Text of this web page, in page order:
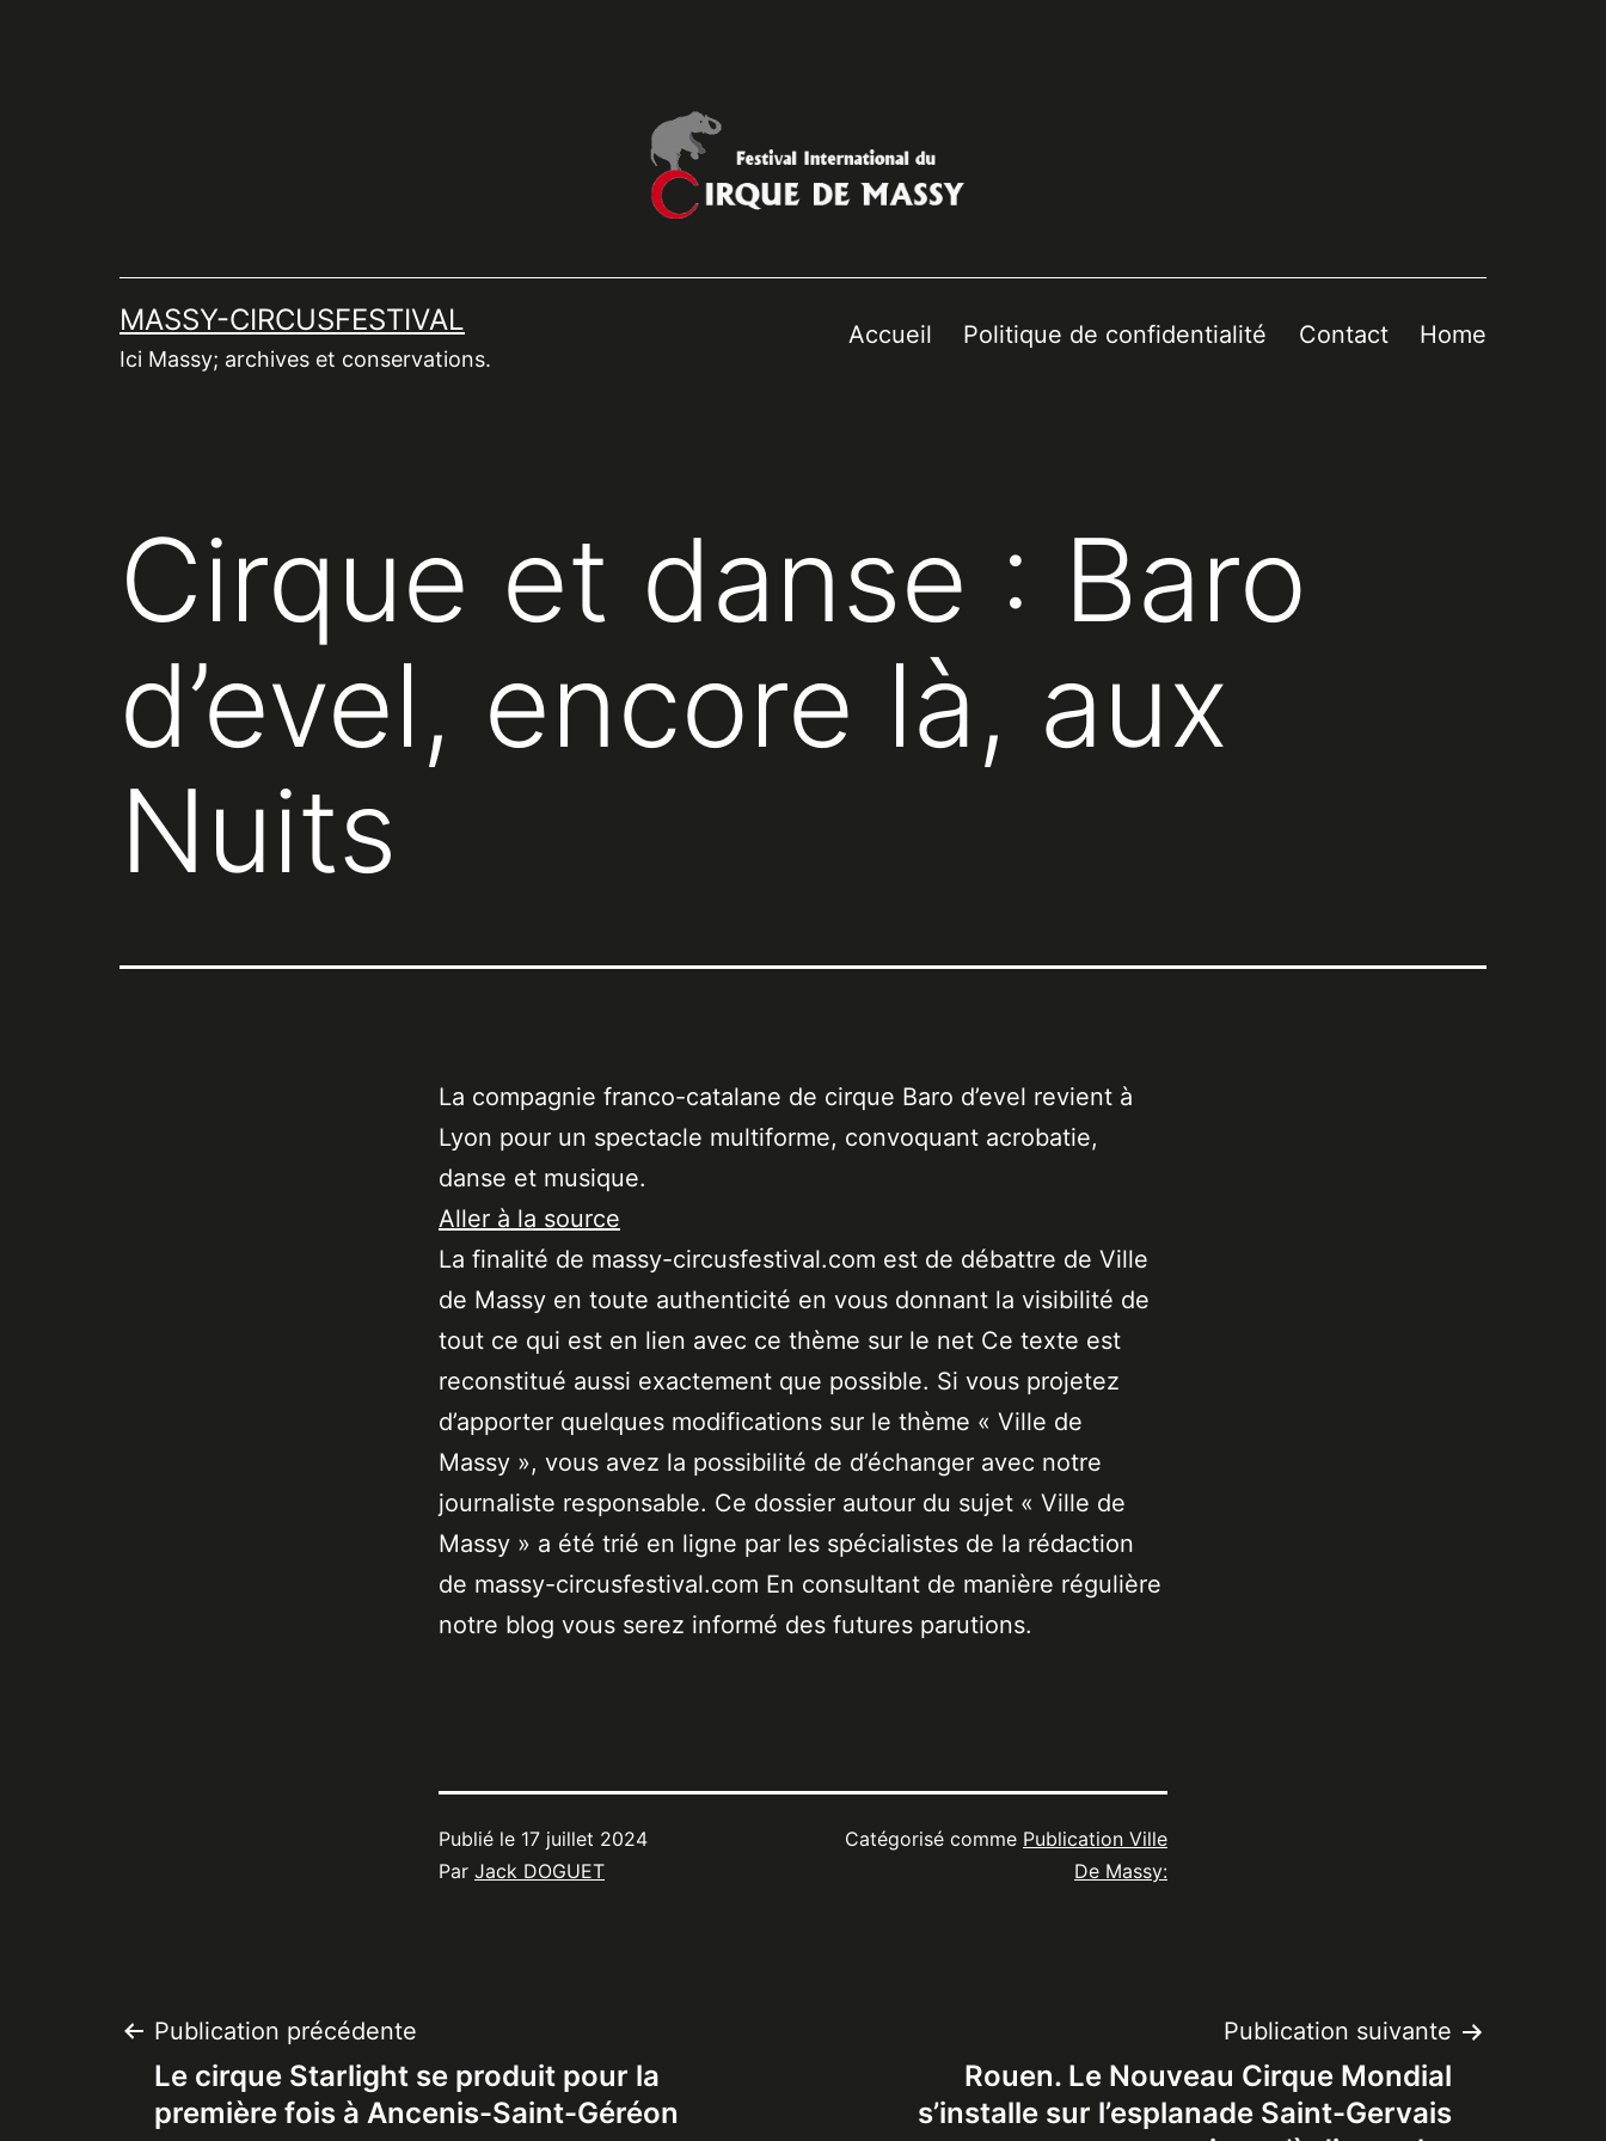
MASSY-CIRCUSFESTIVAL
Ici Massy; archives et conservations.
Accueil Politique de confidentialité Contact Home
Cirque et danse : Baro
d’evel, encore là, aux
Nuits
La compagnie franco-catalane de cirque Baro d’evel revient à
Lyon pour un spectacle multiforme, convoquant acrobatie,
danse et musique.
Aller à la source
La finalité de massy-circusfestival.com est de débattre de Ville
de Massy en toute authenticité en vous donnant la visibilité de
tout ce qui est en lien avec ce thème sur le net Ce texte est
reconstitué aussi exactement que possible. Si vous projetez
d’apporter quelques modifications sur le thème « Ville de
Massy », vous avez la possibilité de d’échanger avec notre
journaliste responsable. Ce dossier autour du sujet « Ville de
Massy » a été trié en ligne par les spécialistes de la rédaction
de massy-circusfestival.com En consultant de manière régulière
notre blog vous serez informé des futures parutions.
Publié le 17 juillet 2024
Par Jack DOGUET
Catégorisé comme Publication Ville
De Massy:
Navigation
de
Publication précédente
Le cirque Starlight se produit pour la
première fois à Ancenis-Saint-Géréon
Publication suivante
Rouen. Le Nouveau Cirque Mondial
s’installe sur l’esplanade Saint-Gervais